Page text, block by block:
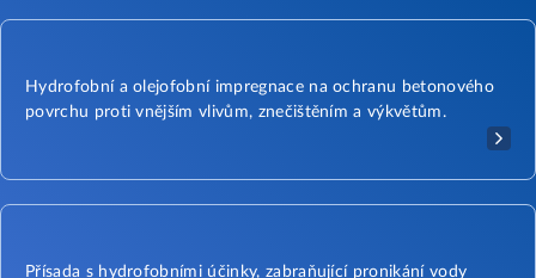
Hydrofobní a olejofobní impregnace na ochranu betonového
povrchu proti vnějším vlivům, znečištěním a výkvětům.
Přísada s hydrofobními účinky, zabraňující pronikání vody